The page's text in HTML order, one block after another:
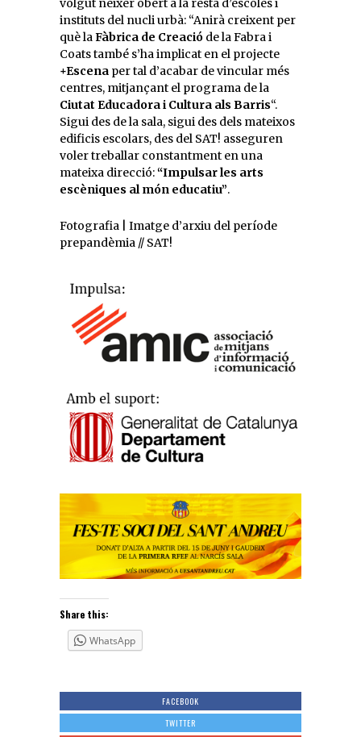
volgut nèixer obert a la resta d’escoles i
instituts del nucli urbà: “Anirà creixent per
què laFàbrica de Creació de la Fabra i
Coats també s’ha implicat en el projecte
+Escena per tal d’acabar de vincular més
centres, mitjançant el programa de la
Ciutat Educadora i Cultura als Barris“.
Sigui des de la sala, sigui des dels mateixos
edificis escolars, des del SAT! asseguren
voler treballar constantment en una
mateixa direcció:“Impulsar les arts
escèniques al món educatiu”.
Fotografia | Imatge d’arxiu del període
prepandèmia // SAT!
Share this:
WhatsApp
FACEBOOK
TWITTER